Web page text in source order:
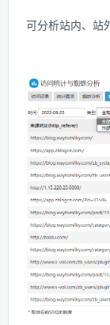
可分析站内、站